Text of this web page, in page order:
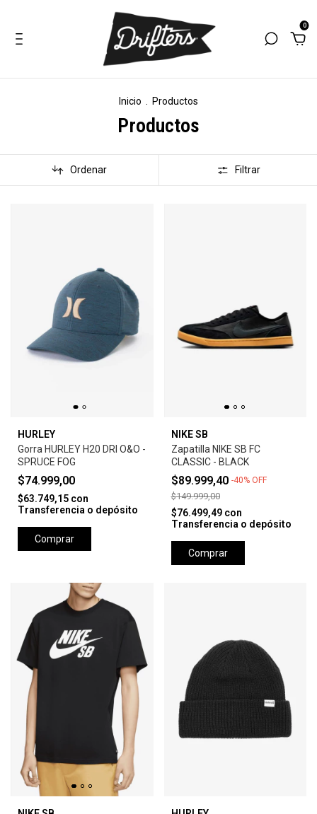
0
Inicio Productos
Productos
Ordenar Filtrar
HURLEY
Gorra HURLEY H20 DRI O&O -
SPRUCE FOG
$74.999,00
$63.749,15 con
Transferencia o depósito
Comprar
NIKE SB
Zapatilla NIKE SB FC
CLASSIC - BLACK
$89.999,40 -40% OFF
$149.999,00
$76.499,49 con
Transferencia o depósito
Comprar